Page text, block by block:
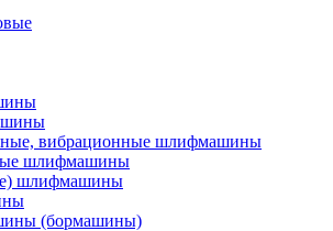
вибрационные шлифмашины
шлифмашины
шлифмашины
(бормашины)